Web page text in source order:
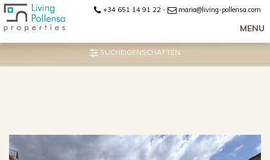
+34 651 14 91 22 - maria@living-pollensa.com
MENU
SUCHEIGENSCHAFTEN